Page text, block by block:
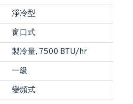
淨冷型
窗口式
製冷量, 7500 BTU/hr
一級
變頻式